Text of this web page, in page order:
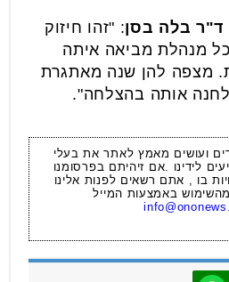
ד"ר בלה בסן: "זהו חיזוק
מנהלת מביאה איתה
מצפה להן שנה מאתגרת
אותה בהצלחה".
ועושים מאמץ לאתר את בעלי
לידינו .אם זיהיתם בפרסומנו
בו , אתם רשאים לפנות אלינו
באמצעות המייל